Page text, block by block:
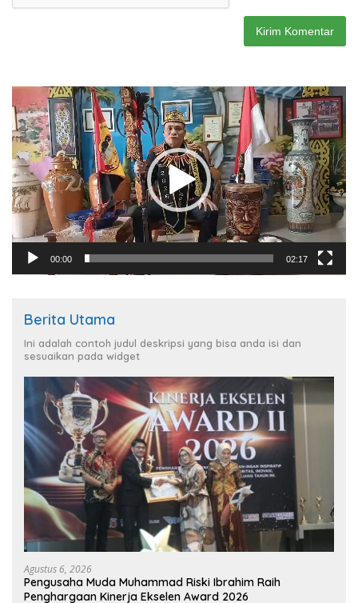
Pemutar
Video
00:00 02:17
Berita Utama
Ini adalah contoh judul deskripsi yang bisa anda isi dan
sesuaikan pada widget
Agustus 6, 2026
Pengusaha Muda Muhammad Riski Ibrahim Raih
Penghargaan Kinerja Ekselen Award 2026